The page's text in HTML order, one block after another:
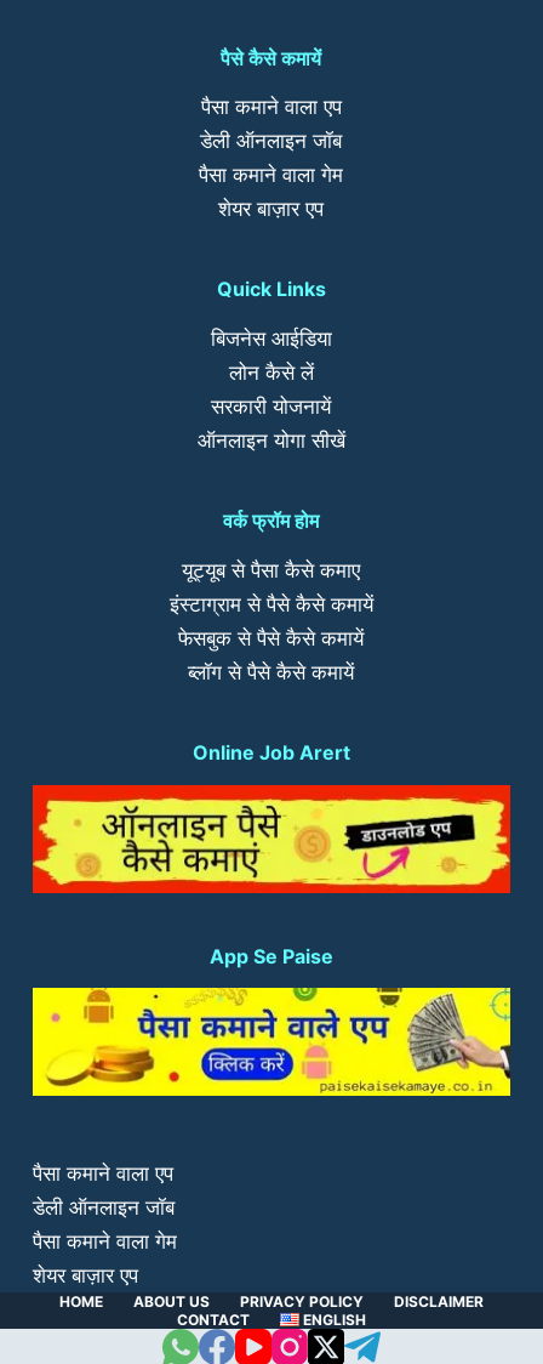
पैसे कैसे कमायें
पैसा कमाने वाला एप
डेली ऑनलाइन जॉब
पैसा कमाने वाला गेम
शेयर बाज़ार एप
Quick Links
बिजनेस आईडिया
लोन कैसे लें
सरकारी योजनायें
ऑनलाइन योगा सीखें
वर्क फ्रॉम होम
यूट्यूब से पैसा कैसे कमाए
इंस्टाग्राम से पैसे कैसे कमायें
फेसबुक से पैसे कैसे कमायें
ब्लॉग से पैसे कैसे कमायें
Online Job Arert
App Se Paise
पैसा कमाने वाला एप
डेली ऑनलाइन जॉब
पैसा कमाने वाला गेम
शेयर बाज़ार एप
HOME ABOUT US PRIVACY POLICY
DISCLAIMER
CONTACT
ENGLISH